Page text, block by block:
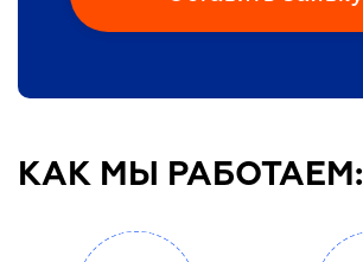
КАК МЫ РАБОТАЕМ: